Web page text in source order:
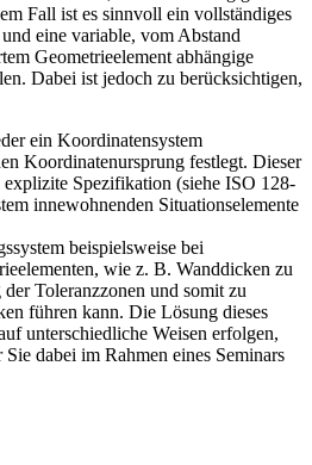
Fall ist es sinnvoll ein vollständiges
eine variable, vom Abstand
Geometrieelement abhängige
Dabei ist jedoch zu berücksichtigen,
ein Koordinatensystem
Koordinatenursprung festlegt. Dieser
explizite Spezifikation (siehe ISO 128-
innewohnenden Situationselemente
beispielsweise bei
wie z. B. Wanddicken zu
Toleranzzonen und somit zu
führen kann. Die Lösung dieses
unterschiedliche Weisen erfolgen,
dabei im Rahmen eines Seminars